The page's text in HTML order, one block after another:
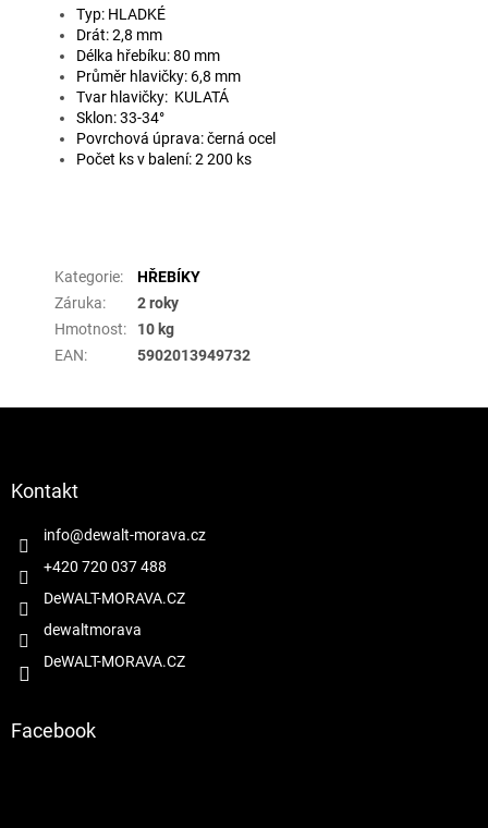
Typ: HLADKÉ
Drát: 2,8 mm
Délka hřebíku: 80 mm
Průměr hlavičky: 6,8 mm
Tvar hlavičky: KULATÁ
Sklon: 33-34°
Povrchová úprava: černá ocel
Počet ks v balení: 2 200 ks
Kategorie:
HŘEBÍKY
Záruka:
2 roky
Hmotnost:
10 kg
EAN: 5902013949732
Kontakt
info@dewalt-morava.cz
+420 720 037 488
DeWALT-MORAVA.CZ
dewaltmorava
DeWALT-MORAVA.CZ
Facebook